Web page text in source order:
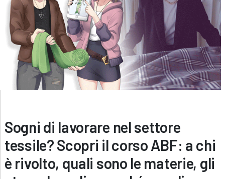
Sogni di lavorare nel settore
tessile? Scopri il corso ABF: a chi
è rivolto, quali sono le materie, gli